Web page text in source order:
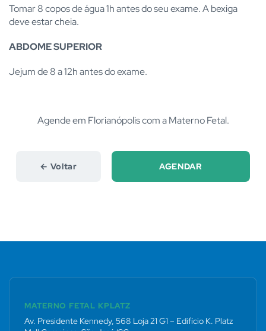
Tomar 8 copos de água 1h antes do seu exame. A bexiga
deve estar cheia.
ABDOME SUPERIOR
Jejum de 8 a 12h antes do exame.
Agende em Florianópolis com a Materno Fetal.
← Voltar AGENDAR
MATERNO FETAL KPLATZ
Av. Presidente Kennedy, 568 Loja 21 G1 – Edifício K. Platz